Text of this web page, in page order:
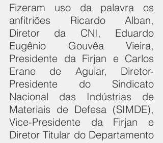
Fizeram uso da palavra os
anfitriões Ricardo Alban,
Diretor da CNI, Eduardo
Eugênio Gouvêa Vieira,
Presidente da Firjan e Carlos
Erane de Aguiar, Diretor-
Presidente do Sindicato
Nacional das Indústrias de
Materiais de Defesa (SIMDE),
Vice-Presidente da Firjan e
Diretor Titular do Departamento